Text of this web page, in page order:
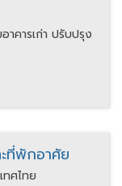
คารเก่า ปรับปรุง
ที่พักอาศัย
ทศไทย